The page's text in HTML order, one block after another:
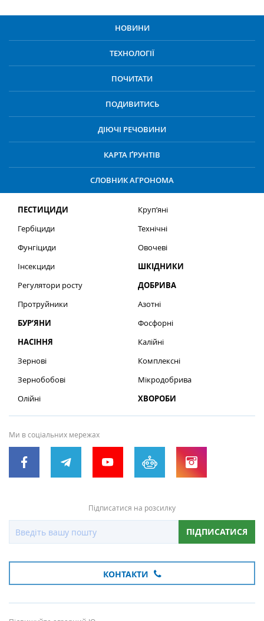
НОВИНИ
ТЕХНОЛОГІЇ
ПОЧИТАТИ
ПОДИВИТИСЬ
ДІЮЧІ РЕЧОВИНИ
КАРТА ҐРУНТІВ
СЛОВНИК АГРОНОМА
ПЕСТИЦИДИ
Гербіциди
Фунгіциди
Інсекциди
Регулятори росту
Протруйники
БУР’ЯНИ
НАСІННЯ
Зернові
Зернобобові
Олійні
Круп’яні
Технічні
Овочеві
ШКІДНИКИ
ДОБРИВА
Азотні
Фосфорні
Калійні
Комплексні
Мікродобрива
ХВОРОБИ
Ми в соціальних мережах
Підписатися на розсилку
ПІДПИСАТИСЯ
КОНТАКТИ